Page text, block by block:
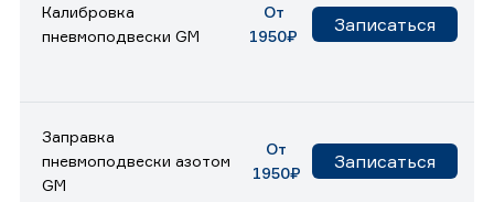
Калибровка
пневмоподвески GM
От
1950₽
Записаться
Заправка
пневмоподвески азотом
GM
От
1950₽
Записаться